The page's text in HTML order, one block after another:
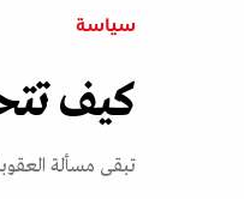
سياسة
كيف
تبقى مسألة